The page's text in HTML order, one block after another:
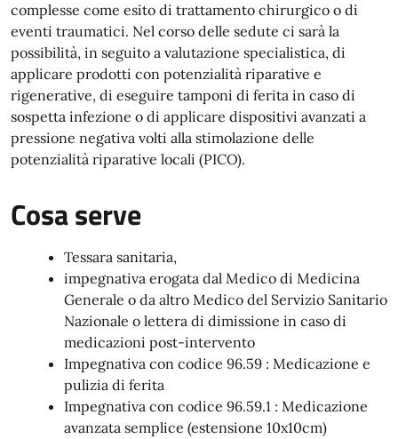
complesse come esito di trattamento chirurgico o di
eventi traumatici. Nel corso delle sedute ci sarà la
possibilità, in seguito a valutazione specialistica, di
applicare prodotti con potenzialità riparative e
rigenerative, di eseguire tamponi di ferita in caso di
sospetta infezione o di applicare dispositivi avanzati a
pressione negativa volti alla stimolazione delle
potenzialità riparative locali (PICO).
Cosa serve
Tessara sanitaria,
impegnativa erogata dal Medico di Medicina
Generale o da altro Medico del Servizio Sanitario
Nazionale o lettera di dimissione in caso di
medicazioni post-intervento
Impegnativa con codice 96.59 : Medicazione e
pulizia di ferita
Impegnativa con codice 96.59.1 : Medicazione
avanzata semplice (estensione 10x10cm)